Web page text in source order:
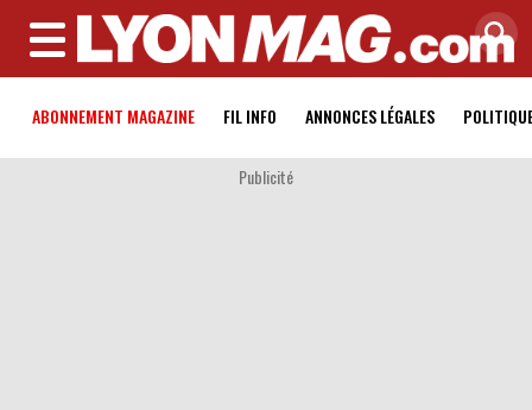
MENU
ABONNEMENT MAGAZINE FIL INFO ANNONCES LÉGALES
Publicité